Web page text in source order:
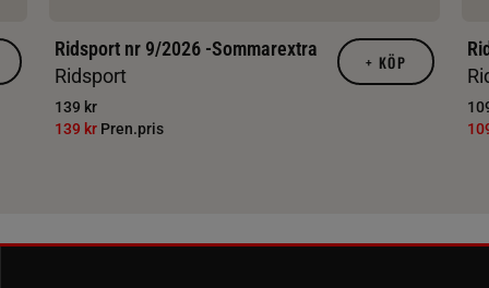
Ridsport nr 9/2026 -Sommarextra
Ridsport
139 kr
139 kr Pren.pris
+ KÖP